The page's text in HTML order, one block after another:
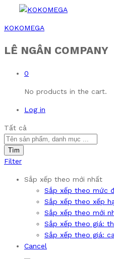
KOKOMEGA
LÊ NGÂN COMPANY
0
No products in the cart.
Log in
Tất cả
Tìm
Filter
Sắp xếp theo mới nhất
Sắp xếp theo mức
Sắp xếp theo xếp
Sắp xếp theo mới
Sắp xếp theo giá:
Sắp xếp theo giá:
Cancel